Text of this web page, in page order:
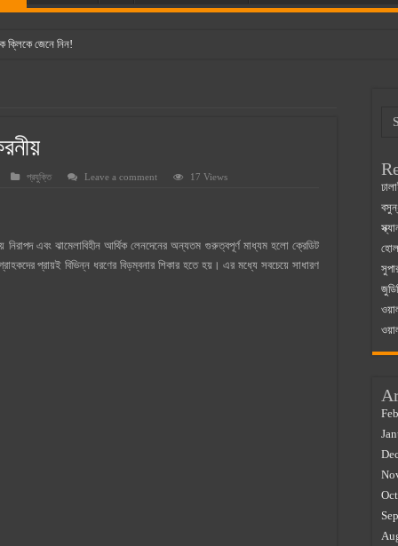
ক্লিকে জেনে নিন!
এর সুযোগ সুবিধা
বাজারে ব্যবসার আইডিয়া
প্রযুক্তি Leave a comment 17 Views
এবং ঝামেলাবিহীন আর্থিক লেনদেনের অন্যতম গুরুত্বপূর্ণ মাধ্যম হলো ক্রেডিট
প্রায়ই বিভিন্ন ধরণের বিড়ম্বনার শিকার হতে হয়। এর মধ্যে সবচেয়ে সাধারণ